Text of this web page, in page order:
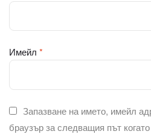
Имейл *
Запазване на името, имейл
браузър за следващия път